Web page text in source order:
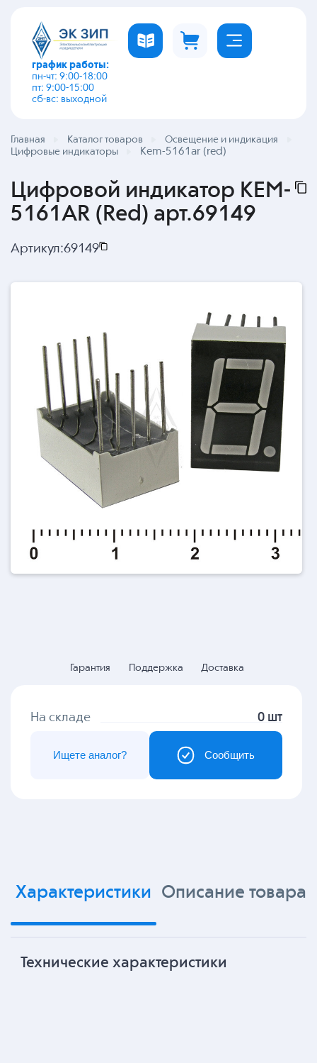
график работы:
пн-чт: 9:00-18:00
пт: 9:00-15:00
сб-вс: выходной
Главная Каталог товаров
Освещение и индикация
Цифровые индикаторы
Kem-5161ar (red)
Цифровой индикатор KEM-
5161AR (Red) арт.69149
Артикул:69149
Гарантия Поддержка Доставка
На складе 0 шт
Сообщить
Ищете аналог?
Характеристики Описание товара
Технические характеристики